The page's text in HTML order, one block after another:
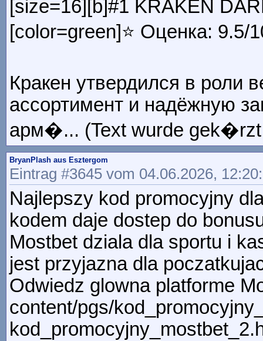
[size=16][b]#1 KRAKEN
[color=green]⭐ Оценка: 9.5/
Кракен утвердился в роли
ассортимент и надёжную
арм�... (Text wurde
BryanPlash aus Esztergom
Eintrag #3645 vom 04.06.2026,
Najlepszy kod promocyjny
kodem daje dostep do
Mostbet dziala dla sportu i
jest przyjazna dla
Odwiedz glowna platforme
content/pgs/